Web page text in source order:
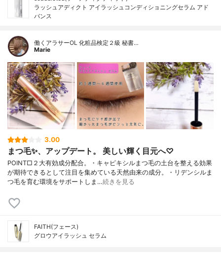
ラッシュアディクト アイラッシュコンディショニングセラム アド
バンス
働くアラサーOL 化粧品検定２級 秘書…
Marie
3.00
まつ毛✨、アップデート。 美しい輝く目元へ♡
POINT□２大有効成分配合。・キャピキシルまつ毛の土台を整える効果
が期待できるとして注目を集めている天然由来の成分。・リデンシルま
つ毛を育む環境をサポートしま…続きを見る
FAITH(フェース)
グロウアイラッシュ セラム